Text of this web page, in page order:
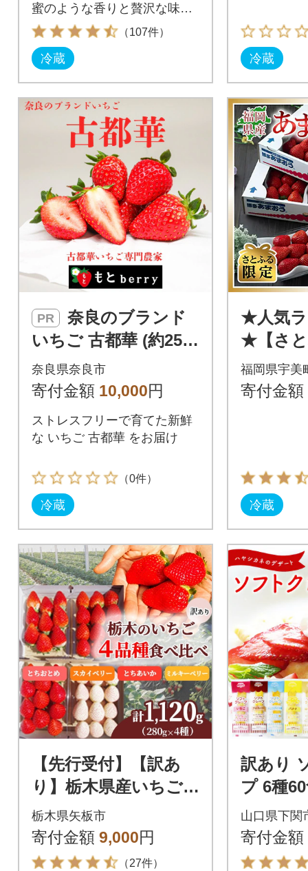
蜜のような香りと贅沢な味わ
いをお楽しみください。
（107件）
冷蔵 冷蔵
PR
いちご 古都華 (約250
g×4パック) 【2027年
1月～順次発送】 mbr
奈良県奈良市
寄付金額 10,000円
ストレスフリーで育てた新鮮
な いちご 古都華 をお届け
（0件）
冷蔵
★人気
★【さ
いちご
う』5パ
福岡県宇美
寄付金額
冷蔵
【先行受付】【訳あ
り】栃木県産いちご
贅沢 4品種食べ比べ
計1,120g(280g×4P)農
園直送
栃木県矢板市
寄付金額 9,000円
（27件）
訳あり
プ 6種
凍 個包
ザート
山口県下関
寄付金額